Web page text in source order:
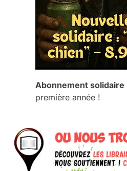
Abonnement solidaire
première année !